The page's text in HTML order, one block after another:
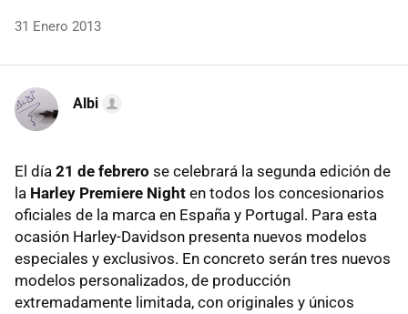
31 Enero 2013
Albi
El día 21 de febrero se celebrará la segunda edición de
la Harley Premiere Night en todos los concesionarios
oficiales de la marca en España y Portugal. Para esta
ocasión Harley-Davidson presenta nuevos modelos
especiales y exclusivos. En concreto serán tres nuevos
modelos personalizados, de producción
extremadamente limitada, con originales y únicos